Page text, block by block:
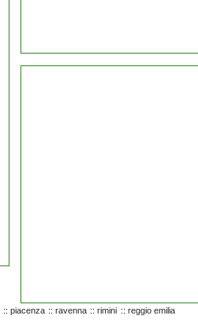
:: piacenza :: ravenna :: rimini :: reggio emilia